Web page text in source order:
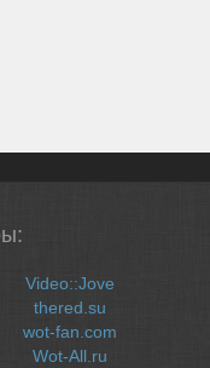
Video::Jove
thered.su
wot-fan.com
Wot-All.ru